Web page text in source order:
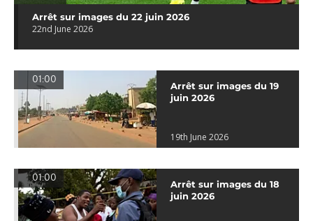
Arrêt sur images du 22 juin 2026
22nd June 2026
01:00
Arrêt sur images du 19
juin 2026
19th June 2026
01:00
Arrêt sur images du 18
juin 2026